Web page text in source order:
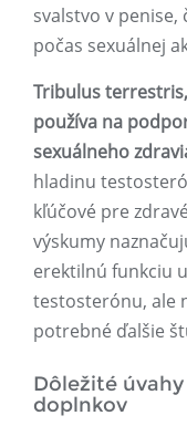
svalstvo v
počas sexuálnej
Tribulus
používa na
sexuálneho
hladinu
kľúčové pre
výskumy
erektilnú funkciu
testosterónu, ale
potrebné ďalšie
Dôležité
doplnkov